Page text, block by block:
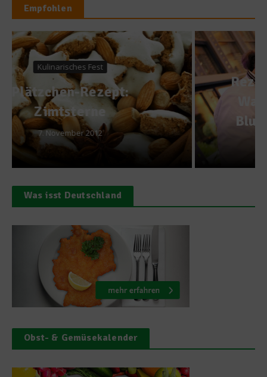
Empfohlen
Rezepte
Rezept: Thunfischsteak auf
Wasabigurkennudeln mit
Blumenkohl-Kokospürree
11. März 2014
Was isst Deutschland
Obst- & Gemüsekalender